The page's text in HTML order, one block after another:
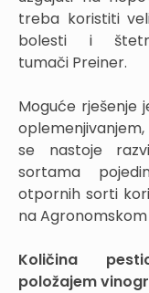
treba koristiti
bolesti i
tumači Preiner.
Moguće rješenje
se nastoje
sortama
otpornih sorti
na
Količina
položajem